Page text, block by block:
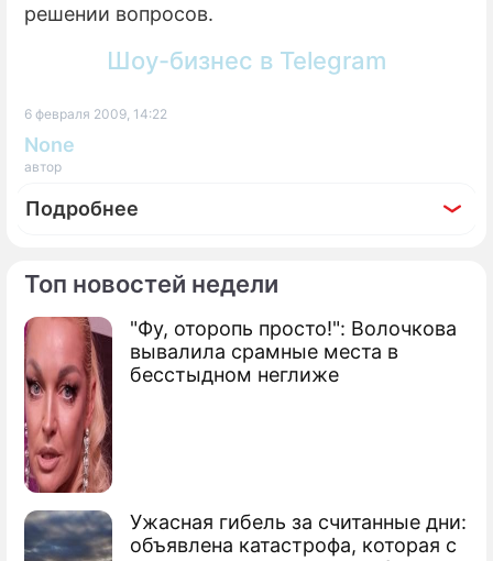
Топ новостей недели
"Фу, оторопь просто!": Волочкова
вывалила срамные места в
бесстыдном неглиже
Ужасная гибель за считанные дни:
объявлена катастрофа, которая с
решении вопросов.
Шоу-бизнес в Telegram
6 февраля 2009, 14:22
None
автор
Подробнее
По теме
Продолжение: Вузы
Какими будут цены на квартиры в 2009
году